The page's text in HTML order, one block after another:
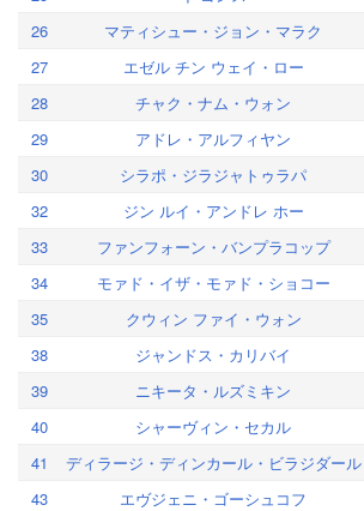
26
マティシュー・ジョン・マラク
27
エゼル チン ウェイ・ロー
28
チャク・ナム・ウォン
29
アドレ・アルフィヤン
30
シラポ・ジラジャトゥラパ
32
ジン ルイ・アンドレ ホー
33
ファンフォーン・バンプラコップ
34
モァド・イザ・モァド・ショコー
35
クウィン ファイ・ウォン
38
ジャンドス・カリバイ
39
ニキータ・ルズミキン
40
シャーヴィン・セカル
41
ディラージ・ディンカール・ビラジダール
43
エヴジェニ・ゴーシュコフ